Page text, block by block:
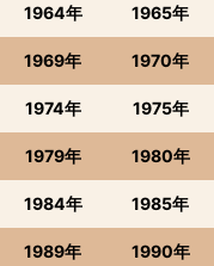
1964年 1965年
1969年 1970年
1974年 1975年
1979年 1980年
1984年 1985年
1989年 1990年